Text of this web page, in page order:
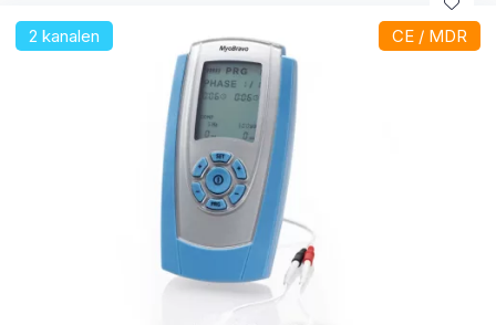
2 kanalen CE / MDR